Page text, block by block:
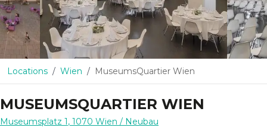
Locations Wien MuseumsQuartier Wien
MUSEUMSQUARTIER WIEN
Museumsplatz 1, 1070 Wien / Neubau